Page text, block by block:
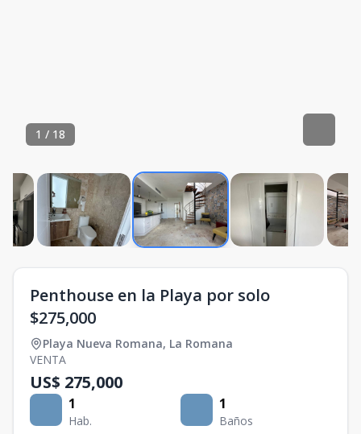
1 / 18
Penthouse en la Playa por solo
$275,000
Playa Nueva Romana, La Romana
VENTA
US$ 275,000
1
Hab.
1
Baños